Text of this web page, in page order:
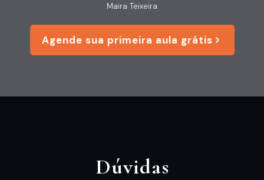
Maira Teixeira
Agende sua primeira aula grátis
Dúvidas